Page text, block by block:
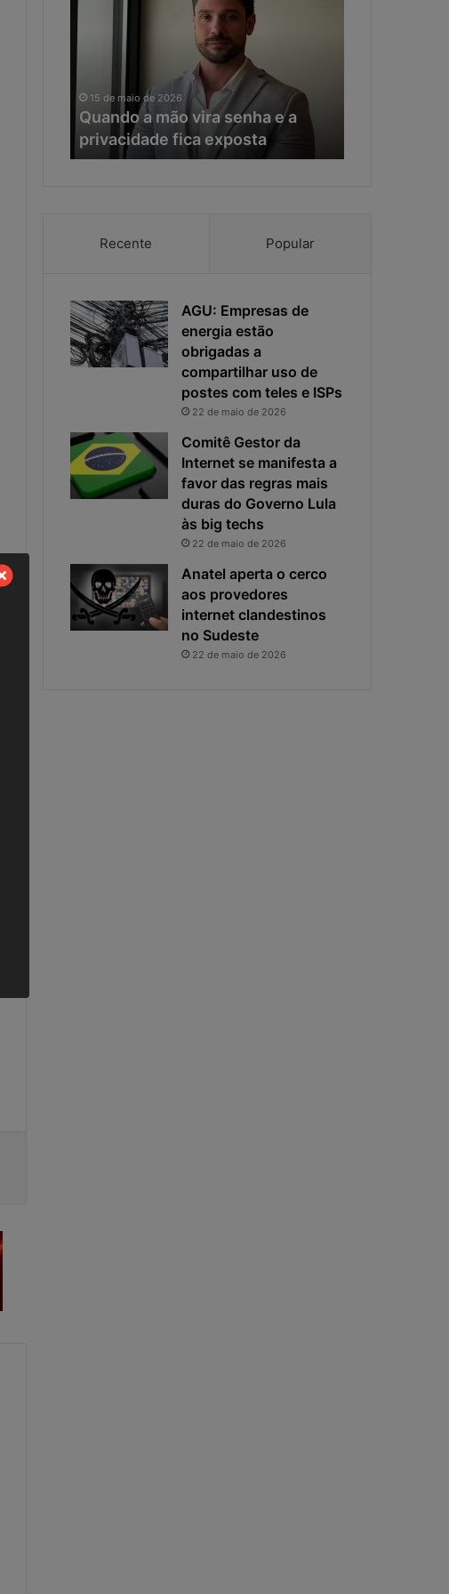
privacidade
fica
exposta
15 de maio de 2026
Quando a mão vira senha e a
privacidade fica exposta
principal
Recente Popular
AGU: Empresas de
energia estão
obrigadas a
compartilhar uso de
postes com teles e ISPs
22 de maio de 2026
Comitê Gestor da
Internet se manifesta a
favor das regras mais
duras do Governo Lula
às big techs
22 de maio de 2026
Anatel aperta o cerco
aos provedores
internet clandestinos
no Sudeste
22 de maio de 2026